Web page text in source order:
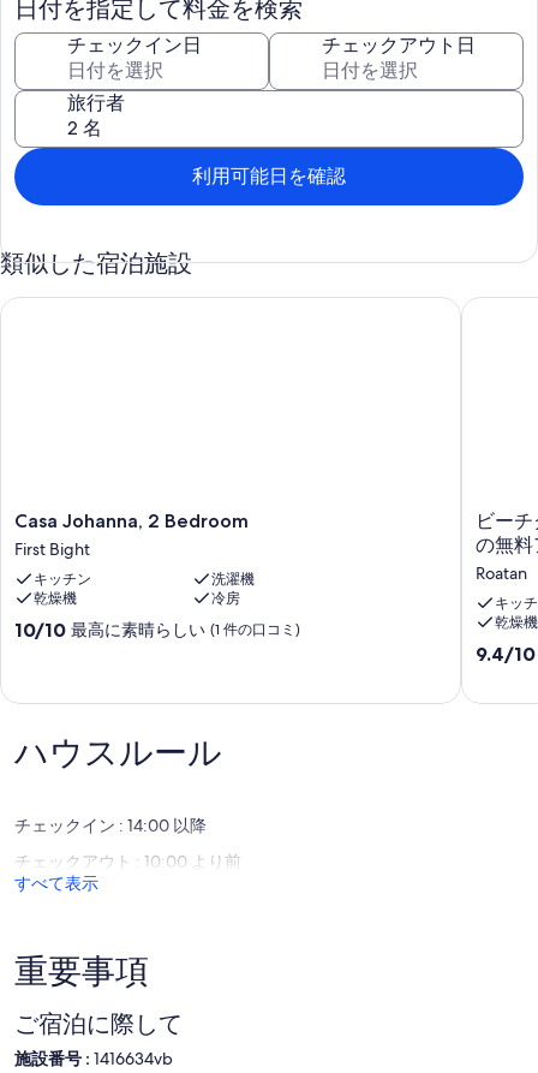
船は私たちの船長に乗る。
そしてもちろんプールタイム。
近所の外で私たちのお気に入りの活動は次のとおりです。
白い砂浜とターコイズブルーの水を楽しむためにノースサイドの公
共ビーチを訪れます。
ダニエルジョンソンのナマケモノとモンキーサンクチュアリ
車やボートでアクセス可能な地元のバーやレストラン
近くのダイブリゾートからのダイビングツアー
ウェストエンドやウェストベイを訪れ、観光シーンを味わってみま
せんか。
ジップラインツアー
大規模なプールとプールデッキ（屋外シャワーとプールハーフバス
付）
Wi-Fi
Netflix付きテレビ
洗濯機と乾燥機
あなたが必要とするかもしれないものは何でも手助けするために現
****電気は追加です****
日付を指定して料金を検索
チェックイン日 チェックアウト日
旅行者
利用可能日を確認
類似した宿泊施設
Casa
Johanna,
2
Bedroom
First
Bight
Casa Johanna, 2 Bedroom
First Bight
キッチン
洗濯機
乾燥機
冷房
10
高
晴
し
い、
の
口
ミ)
件
の
10/10 最高に素晴らしい (1 件の口コミ)
Casa Johanna, 2 Bedroom
ビ
ー
ク
ラ
ブ
ロ
ビー
の無料
Roatan
キッ
乾燥機
10
9.4/10
ビーチ
ハウスルール
チェックイン : 14:00 以降
チェックアウト : 10:00 より前
すべて表示
重要事項
ご宿泊に際して
施設番号 : 1416634vb